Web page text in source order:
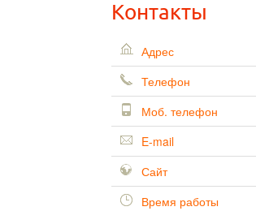
Контакты
Адрес
Телефон
Моб. телефон
E-mail
Сайт
Время работы